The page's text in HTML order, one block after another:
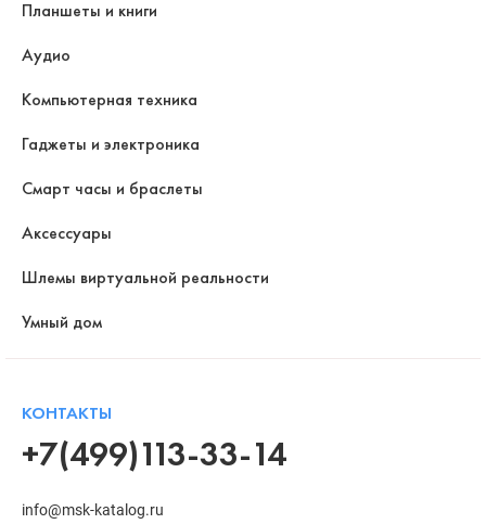
Планшеты и книги
Аудио
Компьютерная техника
Гаджеты и электроника
Смарт часы и браслеты
Аксессуары
Шлемы виртуальной реальности
Умный дом
КОНТАКТЫ
+7(499)113-33-14
info@msk-katalog.ru